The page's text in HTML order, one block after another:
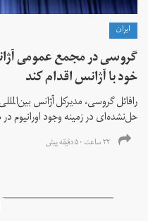
ايران
گروسی در مجمع عمومی
خود با آژانس اقدام کند
رافائل گروسی، مدیرکل آژانس
حل‌نشده‌ای در زمینه وجود اورانیوم
۲۲ ساعت ۵۰ دقیقه پیش